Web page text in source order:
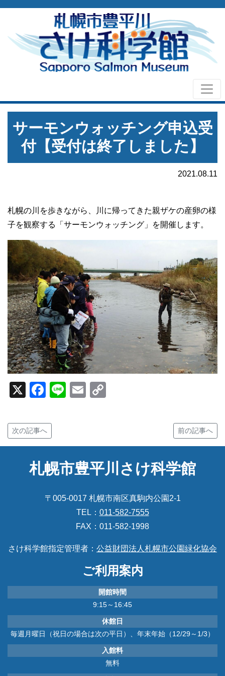
サーモンウォッチング申込受
付【受付は終了しました】
2021.08.11
札幌の川を歩きながら、川に帰ってきた親ザケの産卵の様
子を観察する「サーモンウォッチング」を開催します。
X Facebook
LineEmail
次の記事へ 前の記事へ
札幌市豊平川さけ科学館
〒005-0017 札幌市南区真駒内公園2-1
TEL： 011-582-7555
FAX：011-582-1998
さけ科学館指定管理者： 公益財団法人札幌市公園緑化協会
ご利用案内
開館時間
9:15～16:45
休館日
毎週月曜日（祝日の場合は次の平日）、年末年始（12/29～1/3）
入館料
無料